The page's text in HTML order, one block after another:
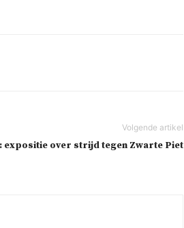
expositie over strijd tegen Zwarte Piet